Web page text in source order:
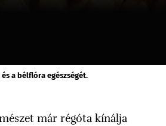
a bélflóra egészségét.
már régóta kínálja